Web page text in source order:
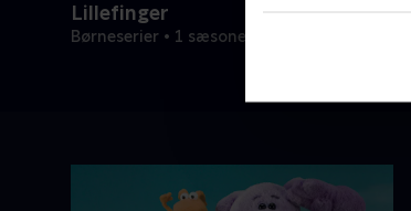
Lillefinger
Børneserier • 1 sæsoner